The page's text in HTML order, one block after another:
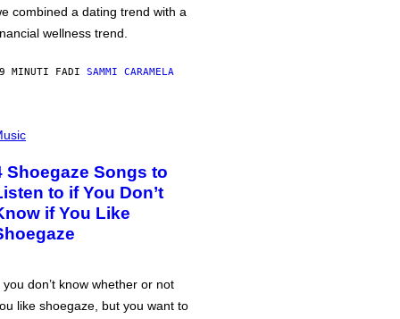
combined a dating trend with a
wellness trend.
MINUTI FADI SAMMI CARAMELA
Shoegaze Songs to
to if You Don’t
if You Like
you don’t know whether or not
like shoegaze, but you want to